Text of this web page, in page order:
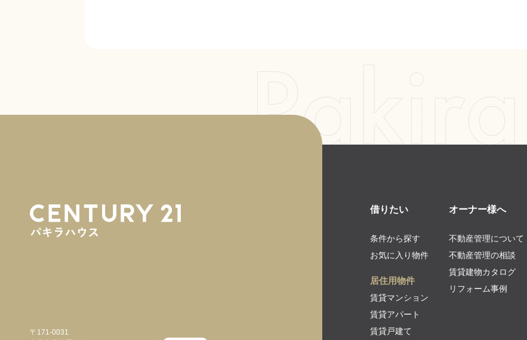
〒171-0031
借りたい
条件から探す
お気に入り物件
居住用物件
賃貸マンション
賃貸アパート
賃貸戸建て
オーナー様へ
不動産管理について
不動産管理の相談
賃貸建物カタログ
リフォーム事例